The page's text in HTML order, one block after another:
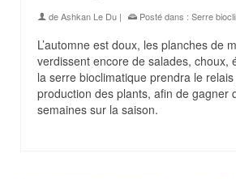
deAshkan Le Du | Posté dans : Serre
L’automne est doux, les planches de
verdissent encore de salades, choux,
la serre bioclimatique prendra le
production des plants, afin de gagner
semaines sur la saison.